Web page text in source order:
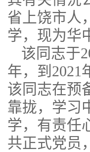
省上饶市人
学，现为华
该同志于
年，到2021
该同志在预
靠拢，学习
学，有责任
共正式党员